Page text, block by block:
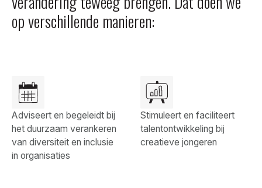
op verschillende manieren:
Adviseert en begeleidt bij
het duurzaam verankeren
van diversiteit en inclusie
in organisaties
Stimuleert en faciliteert
talentontwikkeling bij
creatieve jongeren